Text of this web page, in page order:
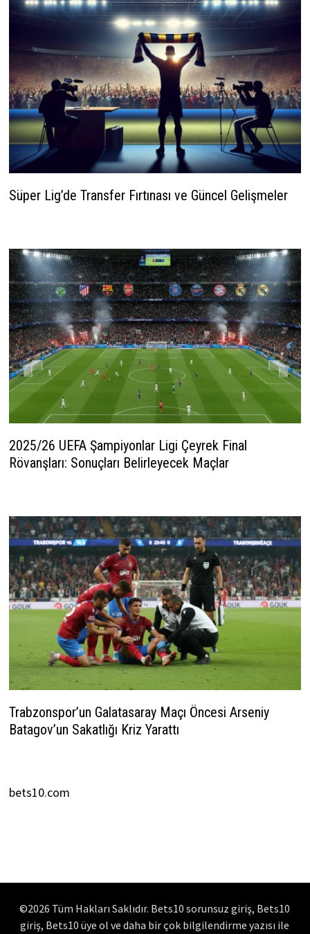
Süper Lig’de Transfer Fırtınası ve Güncel Gelişmeler
2025/26 UEFA Şampiyonlar Ligi Çeyrek Final
Rövanşları: Sonuçları Belirleyecek Maçlar
Trabzonspor’un Galatasaray Maçı Öncesi Arseniy
Batagov’un Sakatlığı Kriz Yarattı
bets10.com
©2026 Tüm Hakları Saklıdır. Bets10 sorunsuz giriş, Bets10
giriş, Bets10 üye ol ve daha bir çok bilgilendirme yazısı ile